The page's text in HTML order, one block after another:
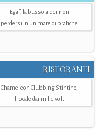
Egaf, la bussola per non
perdersi in un mare di pratiche
RISTORANTI
Chameleon Clubbing Stintino,
il locale dai mille volti